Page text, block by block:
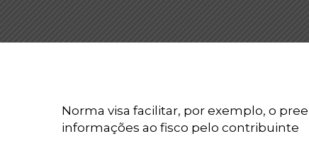
Norma visa facilitar, por exemplo, o
informações ao fisco pelo contribuinte